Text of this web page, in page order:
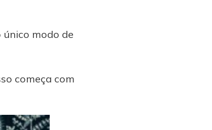
único modo de
começa com